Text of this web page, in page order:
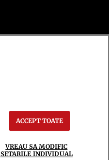
ACCEPT TOATE
VREAU SA MODIFIC
SETARILE INDIVIDUAL